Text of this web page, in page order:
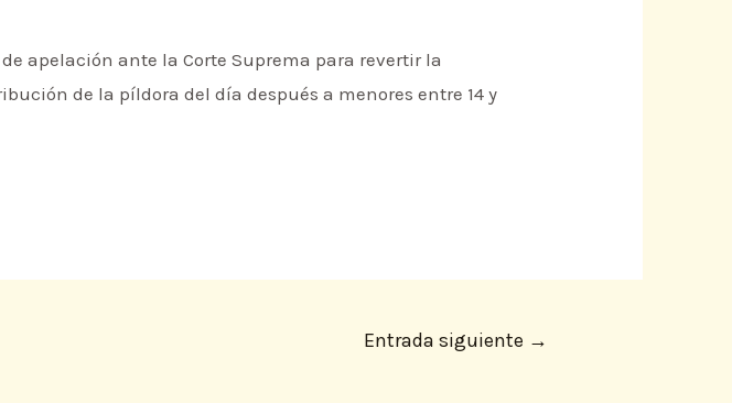
apelación ante la Corte Suprema para revertir la
de la píldora del día después a menores entre 14 y
Entrada siguiente →